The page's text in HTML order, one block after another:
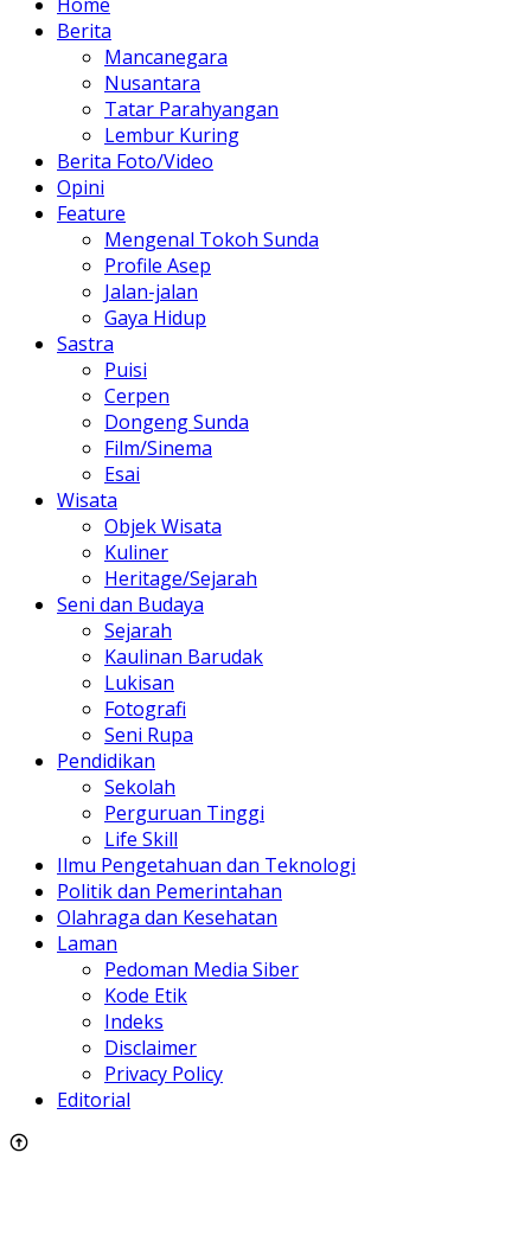
Berita
Mancanegara
Nusantara
Tatar Parahyangan
Lembur Kuring
Berita Foto/Video
Opini
Feature
Mengenal Tokoh Sunda
Profile Asep
Jalan-jalan
Gaya Hidup
Sastra
Puisi
Cerpen
Dongeng Sunda
Film/Sinema
Esai
Wisata
Objek Wisata
Kuliner
Heritage/Sejarah
Seni dan Budaya
Sejarah
Kaulinan Barudak
Lukisan
Fotografi
Seni Rupa
Pendidikan
Sekolah
Perguruan Tinggi
Life Skill
Ilmu Pengetahuan dan Teknologi
Politik dan Pemerintahan
Olahraga dan Kesehatan
Laman
Pedoman Media Siber
Kode Etik
Indeks
Disclaimer
Privacy Policy
Editorial